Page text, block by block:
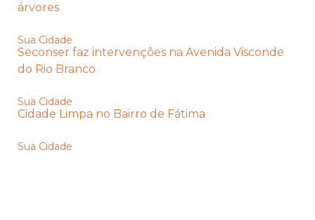
árvores
Sua Cidade
Seconser faz intervenções na Avenida Visconde
do Rio Branco
Sua Cidade
Cidade Limpa no Bairro de Fátima
Sua Cidade